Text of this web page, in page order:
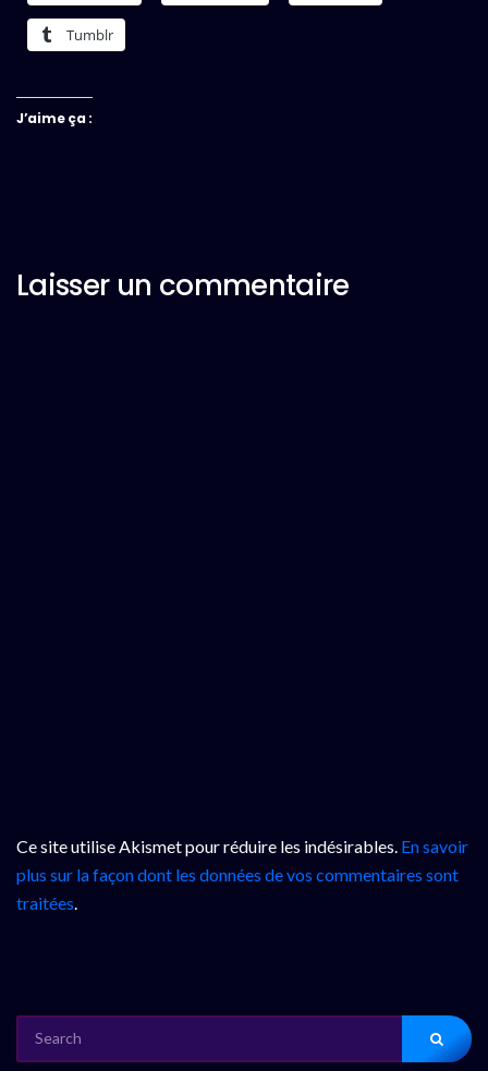
Tumblr
J’aime ça :
Laisser un commentaire
Ce site utilise Akismet pour réduire les indésirables. En savoir
plus sur la façon dont les données de vos commentaires sont
traitées.
FOR: